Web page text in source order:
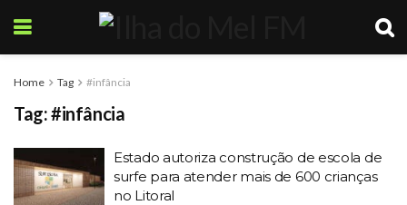
Home Tag #infância
Tag:#infância
Estado autoriza construção de escola de
surfe para atender mais de 600 crianças
no Litoral